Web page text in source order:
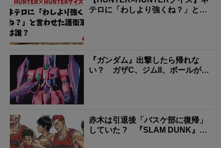
テロに「わしより強くね？」と言
『ガンダム』出撃したら帰れな
い？ ガザC、ジムII、ボールが背
赤木は引退後「バスケ部に復帰」
していた ? 『SLAM DUNK』